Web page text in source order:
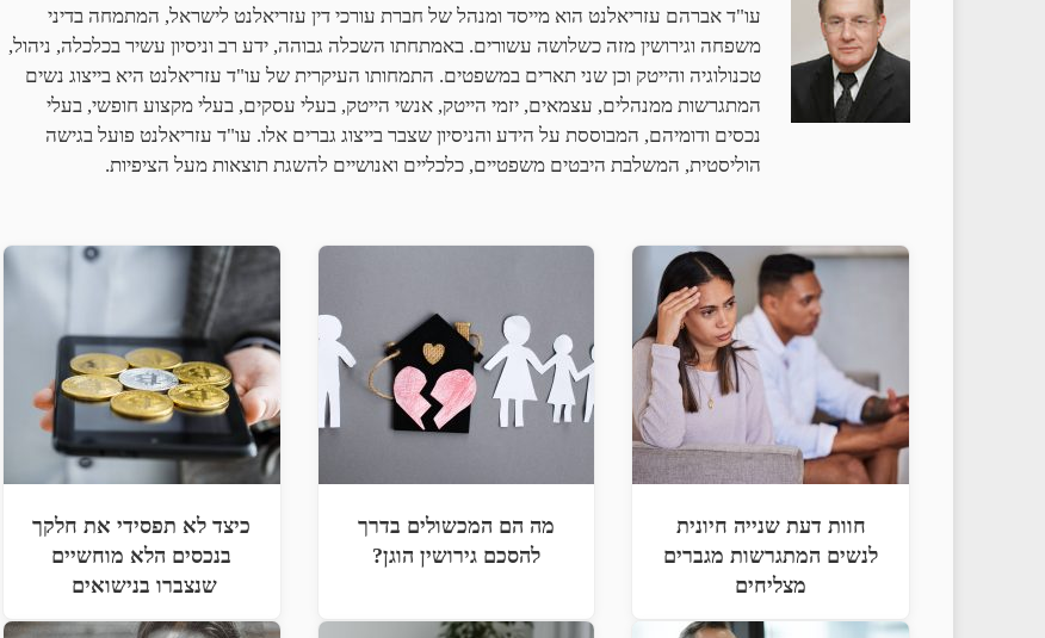
עו"ד אברהם עזריאלנט הוא מייסד ומנהל של חברת עורכי דין עזריאלנט לישראל, המתמחה בדיני
משפחה וגירושין מזה כשלושה עשורים. באמתחתו השכלה גבוהה, ידע רב וניסיון עשיר בכלכלה, ניהול,
טכנולוגיה והייטק וכן שני תארים במשפטים. התמחותו העיקרית של עו"ד עזריאלנט היא בייצוג נשים
המתגרשות ממנהלים, עצמאים, יזמי הייטק, אנשי הייטק, בעלי עסקים, בעלי מקצוע חופשי, בעלי
נכסים ודומיהם, המבוססת על הידע והניסיון שצבר בייצוג גברים אלו. עו"ד עזריאלנט פועל בגישה
הוליסטית, המשלבת היבטים משפטיים, כלכליים ואנושיים להשגת תוצאות מעל הציפיות.
חוות דעת שנייה חיונית
לנשים המתגרשות מגברים
מצליחים
מה הם המכשולים בדרך
להסכם גירושין הוגן?
כיצד לא תפסידי את חלקך
בנכסים הלא מוחשיים
שנצברו בנישואים